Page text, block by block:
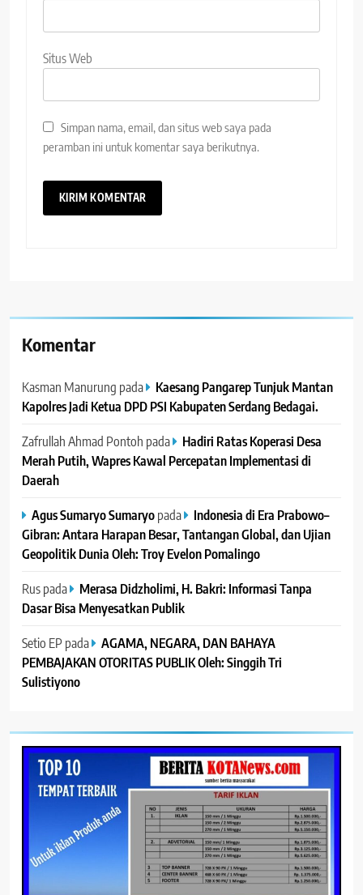
Situs Web
Simpan nama, email, dan situs web saya pada
peramban ini untuk komentar saya berikutnya.
Komentar
Kasman Manurung pada
Kaesang Pangarep Tunjuk Mantan
Kapolres Jadi Ketua DPD PSI Kabupaten Serdang Bedagai. ‎ ‎
Zafrullah Ahmad Pontoh pada
Hadiri Ratas Koperasi Desa
Merah Putih, Wapres Kawal Percepatan Implementasi di
Daerah
Agus Sumaryo Sumaryopada
Indonesia di Era Prabowo–
Gibran: Antara Harapan Besar, Tantangan Global, dan Ujian
Geopolitik Dunia Oleh: Troy Evelon Pomalingo
Ruspada
Merasa Didzholimi, H. Bakri: Informasi Tanpa
Dasar Bisa Menyesatkan Publik
Setio EP pada
AGAMA, NEGARA, DAN BAHAYA
PEMBAJAKAN OTORITAS PUBLIK Oleh: Singgih Tri
Sulistiyono